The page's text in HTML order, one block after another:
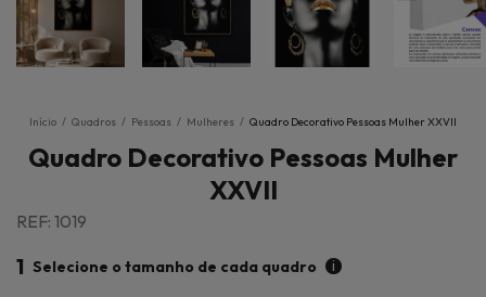
Início / Quadros / Pessoas / Mulheres / Quadro Decorativo Pessoas Mulher XXVII
Quadro Decorativo Pessoas Mulher
XXVII
REF: 1019
1 Selecione o tamanho de cada quadro i